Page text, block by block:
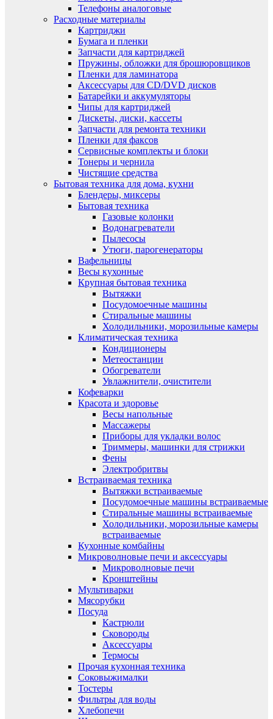
Телефоны аналоговые
Расходные материалы
Картриджи
Бумага и пленки
Запчасти для картриджей
Пружины, обложки для брошюровщиков
Пленки для ламинатора
Аксессуары для CD/DVD дисков
Батарейки и аккумуляторы
Чипы для картриджей
Дискеты, диски, кассеты
Запчасти для ремонта техники
Пленки для факсов
Сервисные комплекты и блоки
Тонеры и чернила
Чистящие средства
Бытовая техника для дома, кухни
Блендеры, миксеры
Бытовая техника
Газовые колонки
Водонагреватели
Пылесосы
Утюги, парогенераторы
Вафельницы
Весы кухонные
Крупная бытовая техника
Вытяжки
Посудомоечные машины
Стиральные машины
Холодильники, морозильные камеры
Климатическая техника
Кондиционеры
Метеостанции
Обогреватели
Увлажнители, очистители
Кофеварки
Красота и здоровье
Весы напольные
Массажеры
Приборы для укладки волос
Триммеры, машинки для стрижки
Фены
Электробритвы
Встраиваемая техника
Вытяжки встраиваемые
Посудомоечные машины встраиваемые
Стиральные машины встраиваемые
Холодильники, морозильные камеры
встраиваемые
Кухонные комбайны
Микроволновые печи и аксессуары
Микроволновые печи
Кронштейны
Мультиварки
Мясорубки
Посуда
Кастрюли
Сковороды
Аксессуары
Термосы
Прочая кухонная техника
Соковыжималки
Тостеры
Фильтры для воды
Хлебопечи